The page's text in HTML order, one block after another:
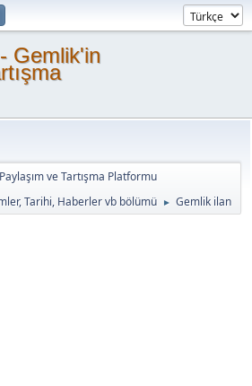
Gemlik'in
ve Tartışma Platformu
Tarihi, Haberler vb bölümü ► Gemlik ilan